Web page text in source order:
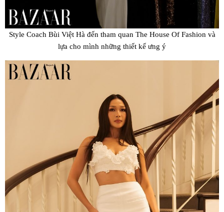
Style Coach Bùi Việt Hà đến tham quan The House Of Fashion và
lựa cho mình những thiết kế ưng ý